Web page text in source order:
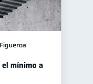
mínimo a